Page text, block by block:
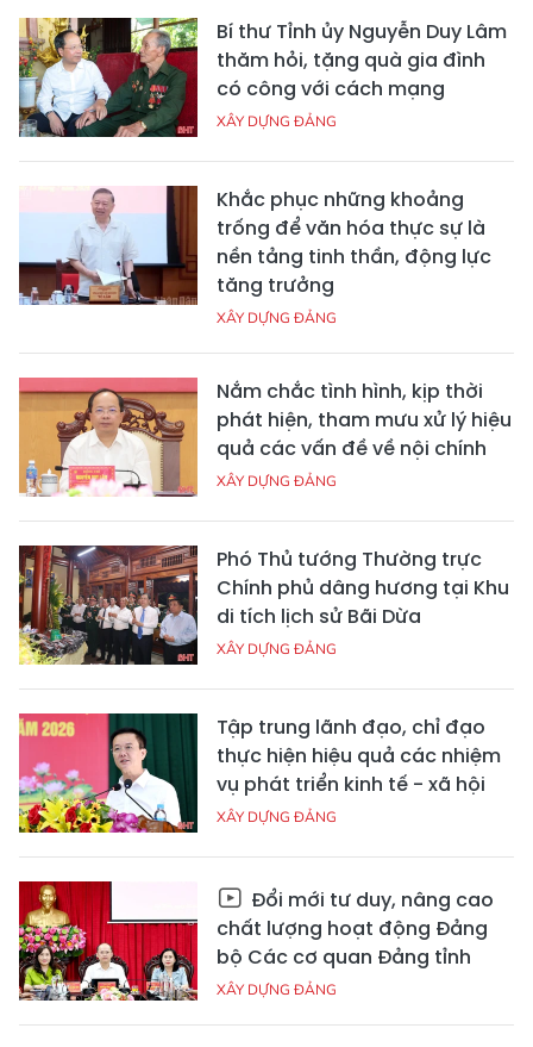
Bí thư Tỉnh ủy Nguyễn Duy Lâm
thăm hỏi, tặng quà gia đình
có công với cách mạng
XÂY DỰNG ĐẢNG
Khắc phục những khoảng
trống để văn hóa thực sự là
nền tảng tinh thần, động lực
tăng trưởng
XÂY DỰNG ĐẢNG
Nắm chắc tình hình, kịp thời
phát hiện, tham mưu xử lý hiệu
quả các vấn đề về nội chính
XÂY DỰNG ĐẢNG
Phó Thủ tướng Thường trực
Chính phủ dâng hương tại Khu
di tích lịch sử Bãi Dừa
XÂY DỰNG ĐẢNG
Tập trung lãnh đạo, chỉ đạo
thực hiện hiệu quả các nhiệm
vụ phát triển kinh tế - xã hội
XÂY DỰNG ĐẢNG
Đổi mới tư duy, nâng cao
chất lượng hoạt động Đảng
bộ Các cơ quan Đảng tỉnh
XÂY DỰNG ĐẢNG